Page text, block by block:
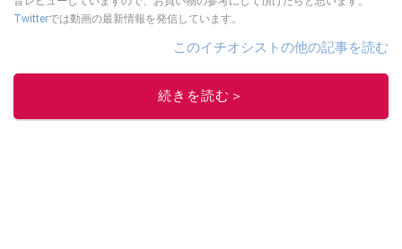
Twitterでは動画の最新情報を発信しています。
このイチオシストの他の記事を読む
続きを読む＞